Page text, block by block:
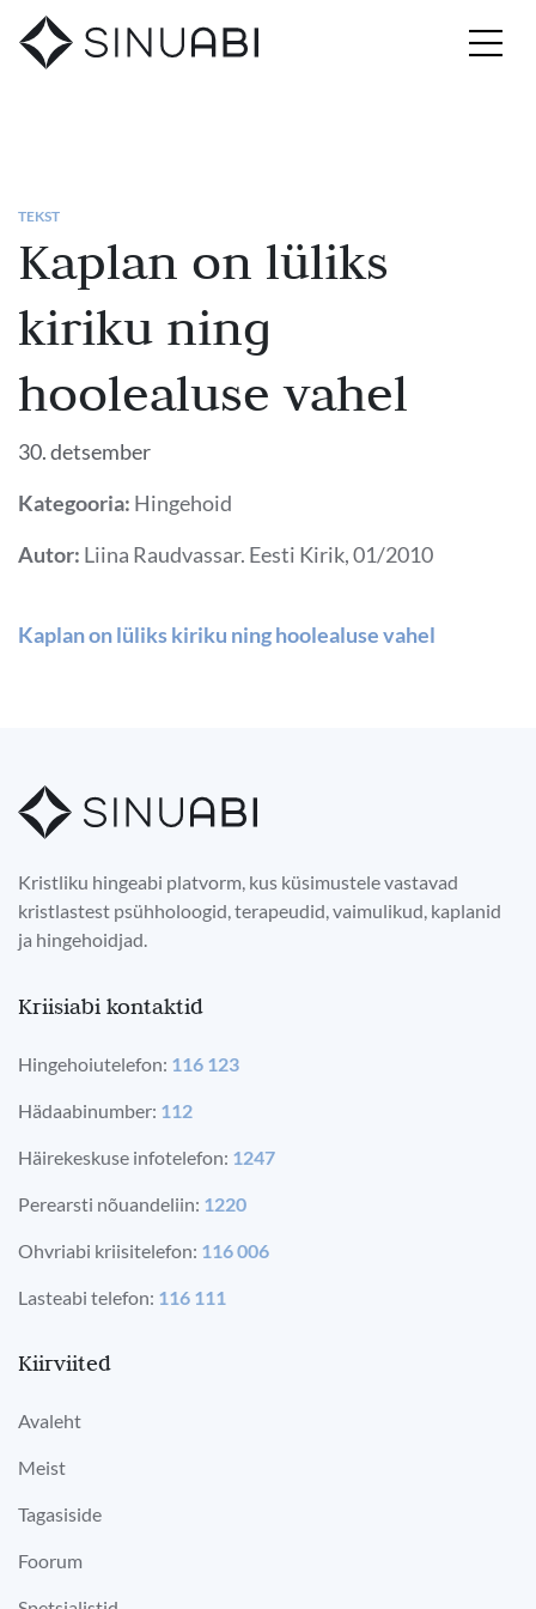
TEKST
Kaplan on lüliks
kiriku ning
hoolealuse vahel
30. detsember
Kategooria: Hingehoid
Autor: Liina Raudvassar. Eesti Kirik, 01/2010
Kaplan on lüliks kiriku ning hoolealuse vahel
Kristliku hingeabi platvorm, kus küsimustele vastavad
kristlastest psühholoogid, terapeudid, vaimulikud, kaplanid
ja hingehoidjad.
Kriisiabi kontaktid
Hingehoiutelefon: 116 123
Hädaabinumber: 112
Häirekeskuse infotelefon: 1247
Perearsti nõuandeliin: 1220
Ohvriabi kriisitelefon: 116 006
Lasteabi telefon: 116 111
Kiirviited
Avaleht
Meist
Tagasiside
Foorum